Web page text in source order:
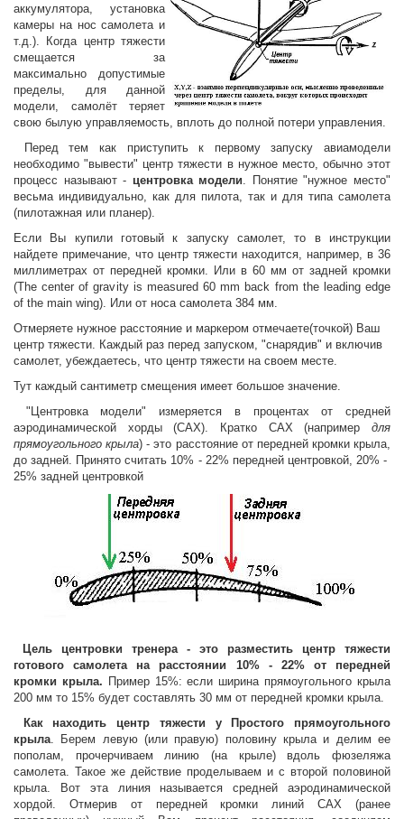
аккумулятора, установка
камеры на нос самолета и
т.д.). Когда центр тяжести
смещается за
максимально допустимые
пределы, для данной
модели, самолёт теряет
свою былую управляемость, вплоть до полной потери управления.
Перед тем как приступить к первому запуску авиамодели
необходимо "вывести" центр тяжести в нужное место, обычно этот
процесс называют - центровка модели . Понятие "нужное место"
весьма индивидуально, как для пилота, так и для типа самолета
(пилотажная или планер).
Если Вы купили готовый к запуску самолет, то в инструкции
найдете примечание, что центр тяжести находится, например, в 36
миллиметрах от передней кромки. Или в 60 мм от задней кромки
(The center of gravity is measured 60 mm back from the leading edge
of the main wing). Или от носа самолета 384 мм.
Отмеряете нужное расстояние и маркером отмечаете(точкой) Ваш
центр тяжести. Каждый раз перед запуском, "снарядив" и включив
самолет, убеждаетесь, что центр тяжести на своем месте.
Тут каждый сантиметр смещения имеет большое значение.
"Центровка модели" измеряется в процентах от средней
аэродинамической хорды (САХ). Кратко САХ (например для
прямоугольного крыла) - это расстояние от передней кромки крыла,
до задней. Принято считать 10% - 22% передней центровкой, 20% -
25% задней центровкой
Цель центровки тренера - это разместить центр тяжести
готового самолета на расстоянии 10% - 22% от передней
кромки крыла. Пример 15%: если ширина прямоугольного крыла
200 мм то 15% будет составлять 30 мм от передней кромки крыла.
Как находить центр тяжести у Простого прямоугольного
крыла . Берем левую (или правую) половину крыла и делим ее
пополам, прочерчиваем линию (на крыле) вдоль фюзеляжа
самолета. Такое же действие проделываем и с второй половиной
крыла. Вот эта линия называется средней аэродинамической
хордой. Отмерив от передней кромки линий САХ (ранее